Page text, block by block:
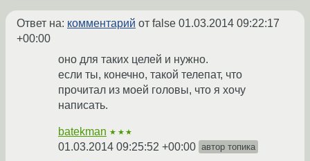
Ответ на: комментарий от false 01.03.2014 09:22:17
+00:00
оно для таких целей и нужно.
если ты, конечно, такой телепат, что
прочитал из моей головы, что я хочу
написать.
batekman ★★★
01.03.2014 09:25:52 +00:00 автор топика